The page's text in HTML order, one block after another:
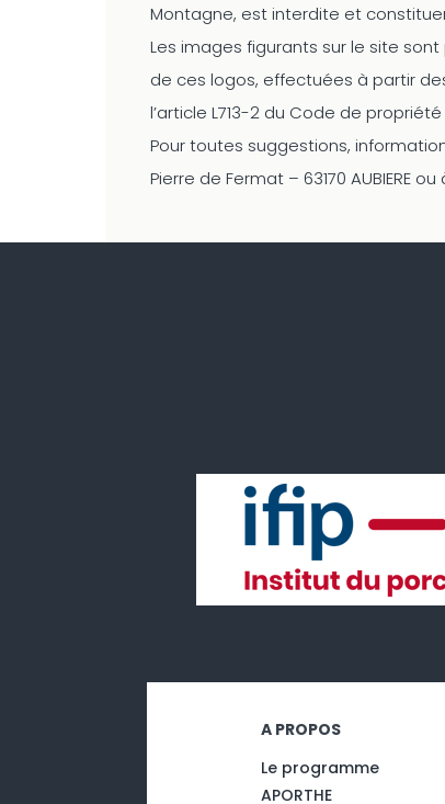
Montagne, est interdite et
Les images figurants sur le site
de ces logos, effectuées à partir
l’article L713-2 du Code de
Pour toutes suggestions,
Pierre de Fermat – 63170 AUBIERE
A PROPOS
Le programme
APORTHE